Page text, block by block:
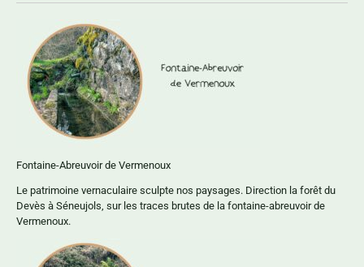
Fontaine-Abreuvoir de Vermenoux
Le patrimoine vernaculaire sculpte nos paysages. Direction la forêt du
Devès à Séneujols, sur les traces brutes de la fontaine-abreuvoir de
Vermenoux.